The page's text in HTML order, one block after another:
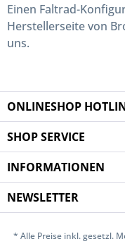
Einen Faltrad-
Herstellerseite von
uns.
ONLINESHOP
SHOP SERVICE
INFORMATIONEN
NEWSLETTER
* Alle Preise inkl. gesetzl.